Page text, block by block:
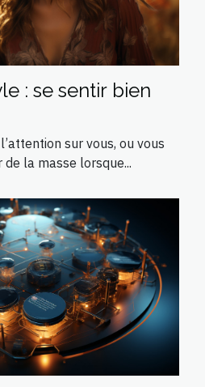
: se sentir bien
sur vous, ou vous
la masse lorsque...